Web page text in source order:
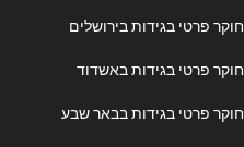
חוקר פרטי בגידות בירושלים
חוקר פרטי בגידות באשדוד
חוקר פרטי בגידות בבאר שבע